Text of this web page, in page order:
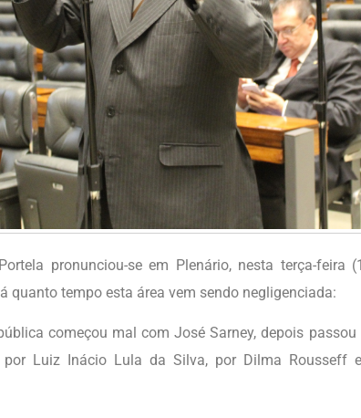
pronunciou-se em Plenário, nesta terça-feira
quanto tempo esta área vem sendo negligenciada:
começou mal com José Sarney, depois
por Luiz Inácio Lula da Silva, por Dilma Rousseff